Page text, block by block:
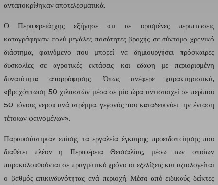
ανταποκρίθηκαν αποτελεσματικά.
Ο Περιφερειάρχης εξήγησε ότι σε ορισμένες περιπτώσεις
καταγράφηκαν πολύ μεγάλες ποσότητες βροχής σε σύντομο χρονικό
διάστημα, φαινόμενο που μπορεί να δημιουργήσει πρόσκαιρες
δυσκολίες σε αγροτικές εκτάσεις και εδάφη με περιορισμένη
δυνατότητα απορρόφησης. Όπως ανέφερε χαρακτηριστικά,
«βροχόπτωση 50 χιλιοστών μέσα σε μία ώρα αντιστοιχεί σε περίπου
50 τόνους νερού ανά στρέμμα, γεγονός που καταδεικνύει την ένταση
τέτοιων φαινομένων».
Παρουσιάστηκαν επίσης τα εργαλεία έγκαιρης προειδοποίησης που
διαθέτει πλέον η Περιφέρεια Θεσσαλίας, μέσω των οποίων
παρακολουθούνται σε πραγματικό χρόνο οι εξελίξεις και αξιολογείται
ο βαθμός επικινδυνότητας ανά περιοχή. Μέσα από ειδικούς δείκτες